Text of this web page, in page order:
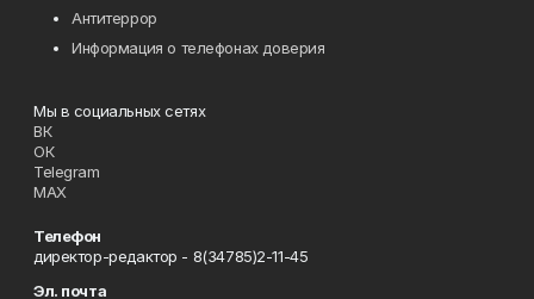
Антитеррор
Информация о телефонах доверия
Мы в социальных сетях
ВК
ОК
Telegram
MAX
Телефон
директор-редактор - 8(34785)2-11-45
Эл. почта